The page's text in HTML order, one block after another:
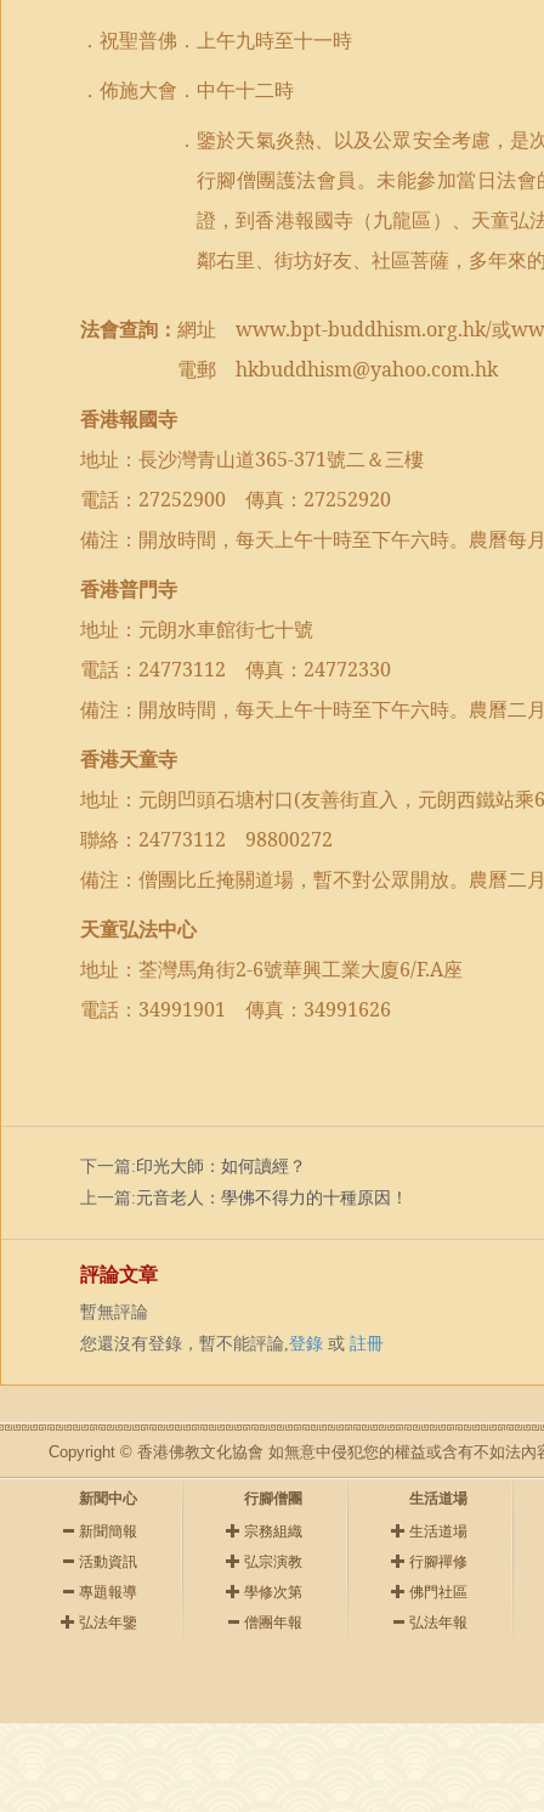
．祝聖普佛．上午九時至十一時
．佈施大會．中午十二時
． 鑒於天氣炎熱、以及公眾安全考慮， 是
行腳僧團護法會員。未能參加當日法會
證 ，到香港報國寺 （九龍區） 、天童弘
鄰右里、街坊好友、社區菩薩 ， 多年來
法會查詢： 網址 www.bpt-buddhism.org.hk/或
電郵 hkbuddhism@yahoo.com.hk
香港報國寺
地址：長沙灣青山道365-371號二＆三樓
電話： 27252900 傳真： 27252920
備注：開放時間，每天上午十時至下午六時。農曆每
香港普門寺
地址：元朗水車館街七十號
電話： 24773112 傳真： 24772330
備注：開放時間，每天上午十時至下午六時。農曆二
香港天童寺
地址：元朗凹頭石塘村口(友善街直入 ， 元朗西鐵站乘
聯絡 ： 24773112
98800272
備注： 僧團比丘掩關道場，暫不對公眾開放。 農曆二
天童弘法中心
地址：荃灣馬角街2-6號華興工業大廈6/F.A座
電話： 34991901 傳真： 34991626
下一篇:印光大師：如何讀經？
上一篇:元音老人：學佛不得力的十種原因！
評論文章
暫無評論
您還沒有登錄，暫不能評論,登錄 或 註冊
Copyright © 香港佛教文化協會 如無意中侵犯您的權益或含有不如法內
新聞中心
新聞簡報
活動資訊
專題報導
弘法年鑒
行腳僧團
宗務組織
弘宗演教
學修次第
僧團年報
生活道場
生活道場
行腳禪修
佛門社區
弘法年報